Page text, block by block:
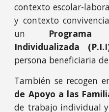
contexto escolar-
y contexto
un
Individualizada
persona beneficiaria
También se recogen
de Apoyo a las
de trabajo individual